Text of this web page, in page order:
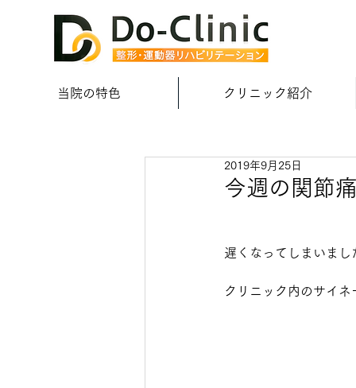
当院の特色 クリニック紹介
今週の関節
2019年9月25日
遅くなってしまいま
クリニック内のサイ